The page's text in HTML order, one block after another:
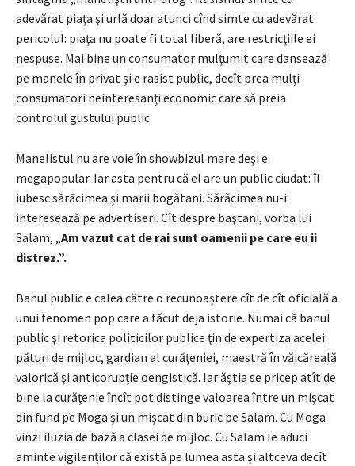
adevărat piaţa şi urlă doar atunci cînd simte cu adevărat
pericolul: piaţa nu poate fi total liberă, are restricţiile ei
nespuse. Mai bine un consumator mulţumit care dansează
pe manele în privat şi e rasist public, decît prea mulţi
consumatori neinteresanţi economic care să preia
controlul gustului public.
Manelistul nu are voie în showbizul mare deşi e
megapopular. Iar asta pentru că el are un public ciudat: îl
iubesc sărăcimea şi marii bogătani. Sărăcimea nu-i
interesează pe advertiseri. Cît despre baştani, vorba lui
Salam, „Am vazut cat de rai sunt oamenii pe care eu ii
distrez.”.
Banul public e calea către o recunoaştere cît de cît oficială a
unui fenomen pop care a făcut deja istorie. Numai că banul
public şi retorica politicilor publice ţin de expertiza acelei
pături de mijloc, gardian al curăţeniei, maestră în văicăreală
valorică şi anticorupţie oengistică. Iar ăştia se pricep atît de
bine la curăţenie încît pot distinge valoarea între un mişcat
din fund pe Moga şi un mişcat din buric pe Salam. Cu Moga
vinzi iluzia de bază a clasei de mijloc. Cu Salam le aduci
aminte vigilenţilor că există pe lumea asta şi altceva decît